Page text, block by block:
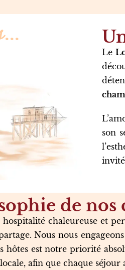
Le
son
de nos
chaleureuse et
Nous nous
est notre priorité
afin que chaque